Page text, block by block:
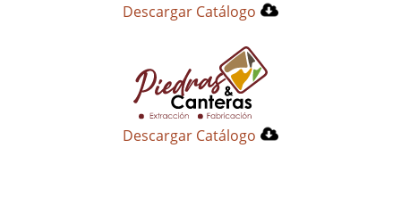
Descargar Catálogo
Descargar Catálogo